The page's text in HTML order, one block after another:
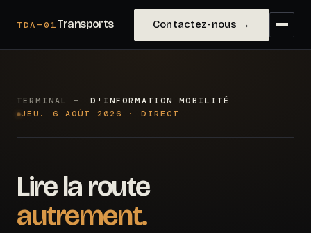
TDA—01Transports Contactez-nous →
TERMINAL —
D'INFORMATION MOBILITÉ
JEU. 6 AOÛT 2026 · DIRECT
Lire la route
autrement.